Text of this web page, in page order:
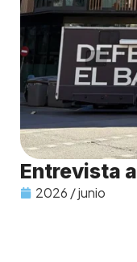
Entrevista
2026 / junio